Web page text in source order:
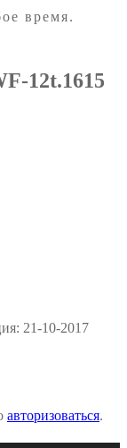
время.
12t.1615
21-10-2017
авторизоваться.